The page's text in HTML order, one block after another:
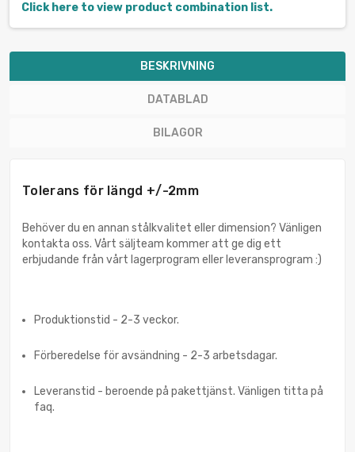
Click here to view product combination list.
BESKRIVNING
DATABLAD
BILAGOR
Tolerans för längd +/-2mm
Behöver du en annan stålkvalitet eller dimension? Vänligen
kontakta oss. Vårt säljteam kommer att ge dig ett
erbjudande från vårt lagerprogram eller leveransprogram :)
Produktionstid - 2-3 veckor.
Förberedelse för avsändning - 2-3 arbetsdagar.
Leveranstid - beroende på pakettjänst. Vänligen titta på
faq.